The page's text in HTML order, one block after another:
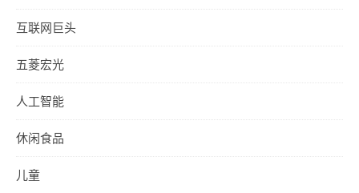
互联网巨头
五菱宏光
人工智能
休闲食品
儿童